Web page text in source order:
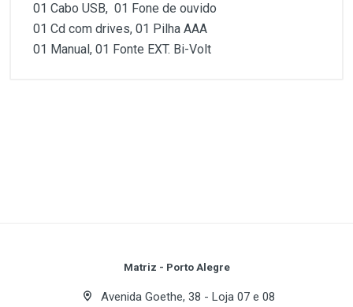
01 Cabo USB, 01 Fone de ouvido
01 Cd com drives, 01 Pilha AAA
01 Manual, 01 Fonte EXT. Bi-Volt
Int. Recarregável Li-Ion 3.6V
Conectores:Saida de Audio/Video
Your Name
Matriz - Porto Alegre
Avenida Goethe, 38 - Loja 07 e 08